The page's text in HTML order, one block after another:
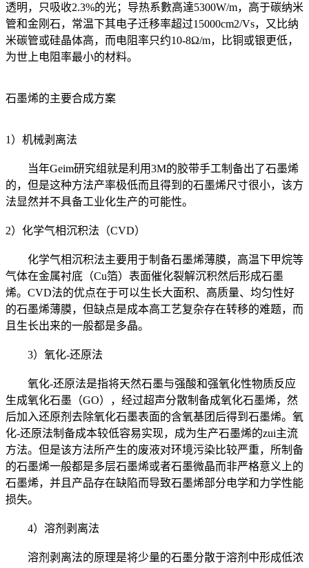
透明，只吸收2.3%的光；导热系數高達5300W/m，高于碳纳米
管和金刚石，常温下其电子迁移率超过15000cm2/Vs，又比纳
米碳管或硅晶体高，而电阻率只约10-8Ω/m，比铜或银更低，
为世上电阻率最小的材料。
石墨烯的主要合成方案
1）机械剥离法
当年Geim研究组就是利用3M的胶带手工制备出了石墨烯
的，但是这种方法产率极低而且得到的石墨烯尺寸很小，该方
法显然并不具备工业化生产的可能性。
2）化学气相沉积法（CVD）
化学气相沉积法主要用于制备石墨烯薄膜，高温下甲烷等
气体在金属衬底（Cu箔）表面催化裂解沉积然后形成石墨
烯。CVD法的优点在于可以生长大面积、高质量、均匀性好
的石墨烯薄膜，但缺点是成本高工艺复杂存在转移的难题，而
且生长出来的一般都是多晶。
3）氧化-还原法
氧化-还原法是指将天然石墨与强酸和强氧化性物质反应
生成氧化石墨（GO），经过超声分散制备成氧化石墨烯，然
后加入还原剂去除氧化石墨表面的含氧基团后得到石墨烯。氧
化-还原法制备成本较低容易实现，成为生产石墨烯的zui主流
方法。但是该方法所产生的废液对环境污染比较严重，所制备
的石墨烯一般都是多层石墨烯或者石墨微晶而非严格意义上的
石墨烯，并且产品存在缺陷而导致石墨烯部分电学和力学性能
损失。
4）溶剂剥离法
溶剂剥离法的原理是将少量的石墨分散于溶剂中形成低浓